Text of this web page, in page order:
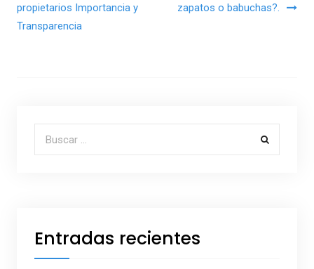
propietarios Importancia y
Transparencia
zapatos o babuchas?.
Buscar por:
Entradas recientes